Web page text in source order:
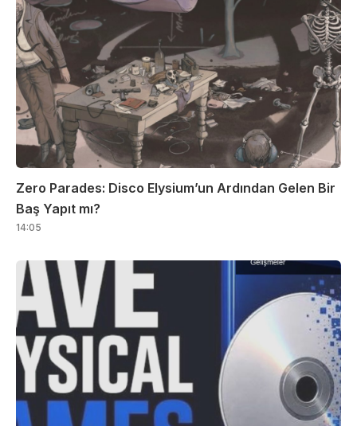
Zero Parades: Disco Elysium’un Ardından Gelen Bir
Baş Yapıt mı?
14:05